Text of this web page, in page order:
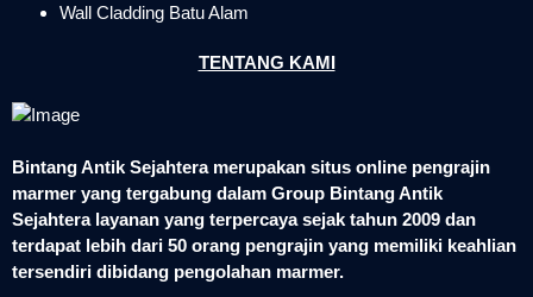
Wall Cladding Batu Alam
TENTANG KAMI
Bintang Antik Sejahtera merupakan situs online pengrajin
marmer yang tergabung dalam Group Bintang Antik
Sejahtera layanan yang terpercaya sejak tahun 2009 dan
terdapat lebih dari 50 orang pengrajin yang memiliki keahlian
tersendiri dibidang pengolahan marmer.